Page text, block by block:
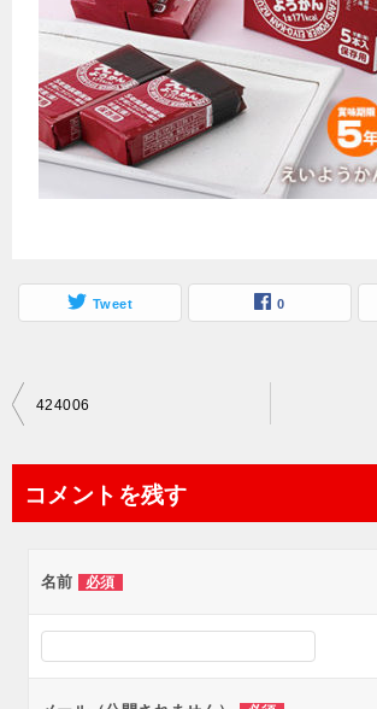
Tweet 0
投
ビ
424006
コメントを残す
名前 必須